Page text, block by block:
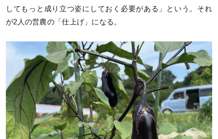
してもっと成り立つ姿にしておく必要がある」という。それ
が2人の営農の「仕上げ」になる。